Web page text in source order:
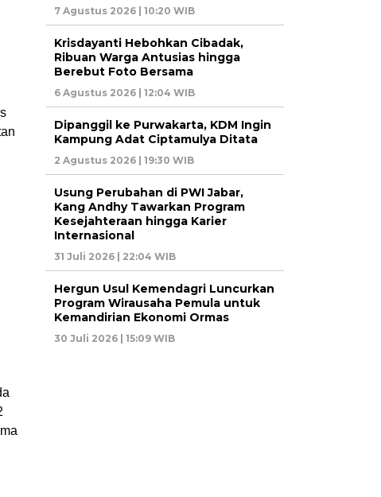
7 Agustus 2026 | 10:20 WIB
Krisdayanti Hebohkan Cibadak,
Ribuan Warga Antusias hingga
Berebut Foto Bersama
6 Agustus 2026 | 12:04 WIB
Dipanggil ke Purwakarta, KDM Ingin
Kampung Adat Ciptamulya Ditata
2 Agustus 2026 | 19:30 WIB
Usung Perubahan di PWI Jabar,
Kang Andhy Tawarkan Program
Kesejahteraan hingga Karier
Internasional
31 Juli 2026 | 22:04 WIB
Hergun Usul Kemendagri Luncurkan
Program Wirausaha Pemula untuk
Kemandirian Ekonomi Ormas
30 Juli 2026 | 15:09 WIB